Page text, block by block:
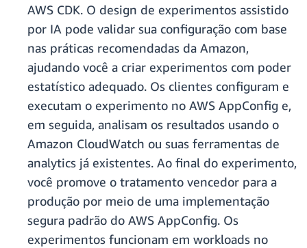
AWS CDK. O design de experimentos assistido
por IA pode validar sua configuração com base
nas práticas recomendadas da Amazon,
ajudando você a criar experimentos com poder
estatístico adequado. Os clientes configuram e
executam o experimento no AWS AppConfig e,
em seguida, analisam os resultados usando o
Amazon CloudWatch ou suas ferramentas de
analytics já existentes. Ao final do experimento,
você promove o tratamento vencedor para a
produção por meio de uma implementação
segura padrão do AWS AppConfig. Os
experimentos funcionam em workloads no